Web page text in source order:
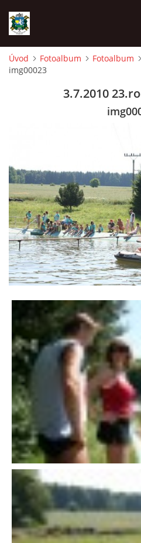
ÚVOD
FICHTLCUP
PŘIHLAŠOVACÍ FORMULÁŘ NA
LISTINA PŘIHLÁŠENÝCH
VÝSLEDKY 19. ROČNÍKU
SCHŮZE
BRIGÁDY
SEZNAM ČLENŮ SDH
MLADÍ HASIČI
LETNÍ AREÁL U NÁDRŽKY
HISTORIE
VAROVÁNÍ OBYVATELSTVA
Úvod Fotoalbum Fotoalbum
img00023
3.7.2010